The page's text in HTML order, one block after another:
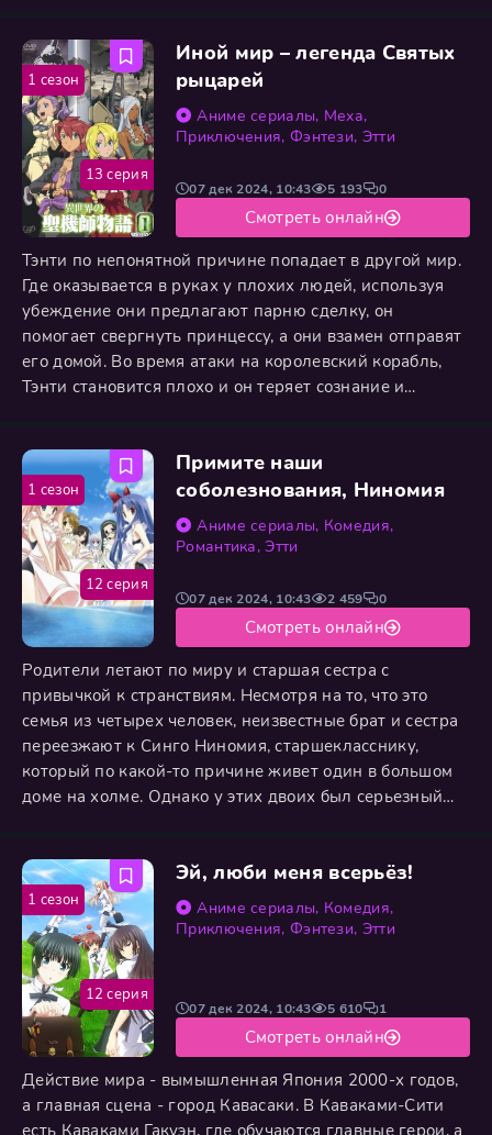
Иной мир – легенда Святых
рыцарей
Аниме сериалы, Меха,
Приключения, Фэнтези, Этти
Тэнти по непонятной причине попадает в другой мир.
Где оказывается в руках у плохих людей, используя
убеждение они предлагают парню сделку, он
помогает свергнуть принцессу, а они взамен отправят
его домой. Во время атаки на королевский корабль,
Тэнти становится плохо и он теряет сознание и
своим слугой. Со временем становиться понятно что у
него довольно нежный и дружелюбный характер, и он
добр к
07 дек 2024, 10:43 5 193 0
Смотреть онлайн
13 серия
1 сезон
Примите наши
соболезнования, Ниномия
Аниме сериалы, Комедия,
Романтика,Этти
Родители летают по миру и старшая сестра с
привычкой к странствиям. Несмотря на то, что это
семья из четырех человек, неизвестные брат и сестра
переезжают к Синго Ниномия, старшекласснику,
который по какой-то причине живет один в большом
доме на холме. Однако у этих двоих был серьезный
неприятное телосложение, и я не мог жить, не
получая энергии от других. Поскольку старшая сестра
Шинго- Риоко
07 дек 2024, 10:43 2 459 0
Смотреть онлайн
12 серия
1 сезон
Эй, люби меня всерьёз!
Аниме сериалы, Комедия,
Приключения, Фэнтези, Этти
Действие мира - вымышленная Япония 2000-х годов,
а главная сцена - город Кавасаки. В Каваками-Сити
есть Каваками Гакуэн, где обучаются главные герои, а
07 дек 2024, 10:43 5 610 1
Смотреть онлайн
12 серия
1 сезон